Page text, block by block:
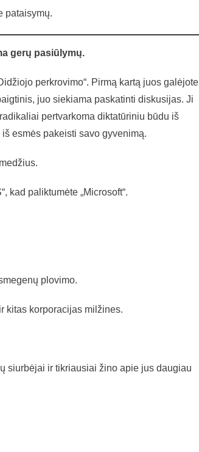
pataisymų.
gerų pasiūlymų.
perkrovimo“. Pirmą kartą juos galėjote
juo siekiama paskatinti diskusijas. Ji
pertvarkoma diktatūriniu būdu iš
esmės pakeisti savo gyvenimą.
kad paliktumėte „Microsoft“.
plovimo.
kitas korporacijas milžines.
siurbėjai ir tikriausiai žino apie jus daugiau